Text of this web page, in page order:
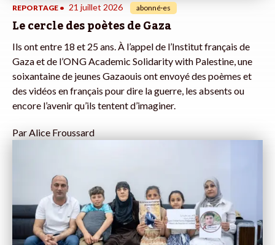
REPORTAGE • 21 juillet 2026 abonné·es
Le cercle des poètes de Gaza
Ils ont entre 18 et 25 ans. À l’appel de l’Institut français de
Gaza et de l’ONG Academic Solidarity with Palestine, une
soixantaine de jeunes Gazaouis ont envoyé des poèmes et
des vidéos en français pour dire la guerre, les absents ou
encore l’avenir qu’ils tentent d’imaginer.
ParAlice Froussard